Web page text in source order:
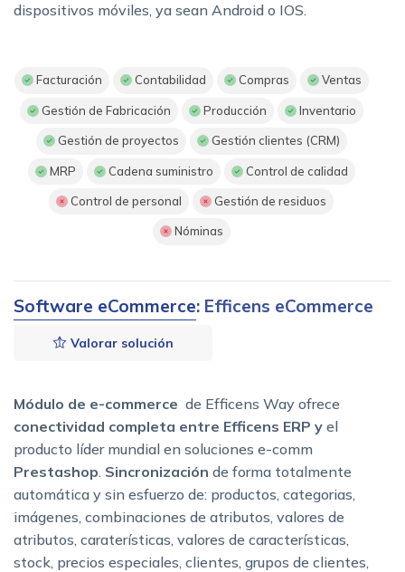
dispositivos móviles, ya sean Android o IOS.
Facturación Contabilidad Compras Ventas
Gestión de Fabricación Producción Inventario
Gestión de proyectos Gestión clientes (CRM)
MRP Cadena suministro Control de calidad
Control de personal Gestión de residuos
Nóminas
Software eCommerce: Efficens eCommerce
Valorar solución
Módulo de e-commerce de Efficens Way ofrece
conectividad completa entre Efficens ERP y el
producto líder mundial en soluciones e-comm
Prestashop Sincronización de forma totalmente
automática y sin esfuerzo de: productos, categorias,
imágenes, combinaciones de atributos, valores de
atributos, caraterísticas, valores de características,
stock, precios especiales, clientes, grupos de clientes,